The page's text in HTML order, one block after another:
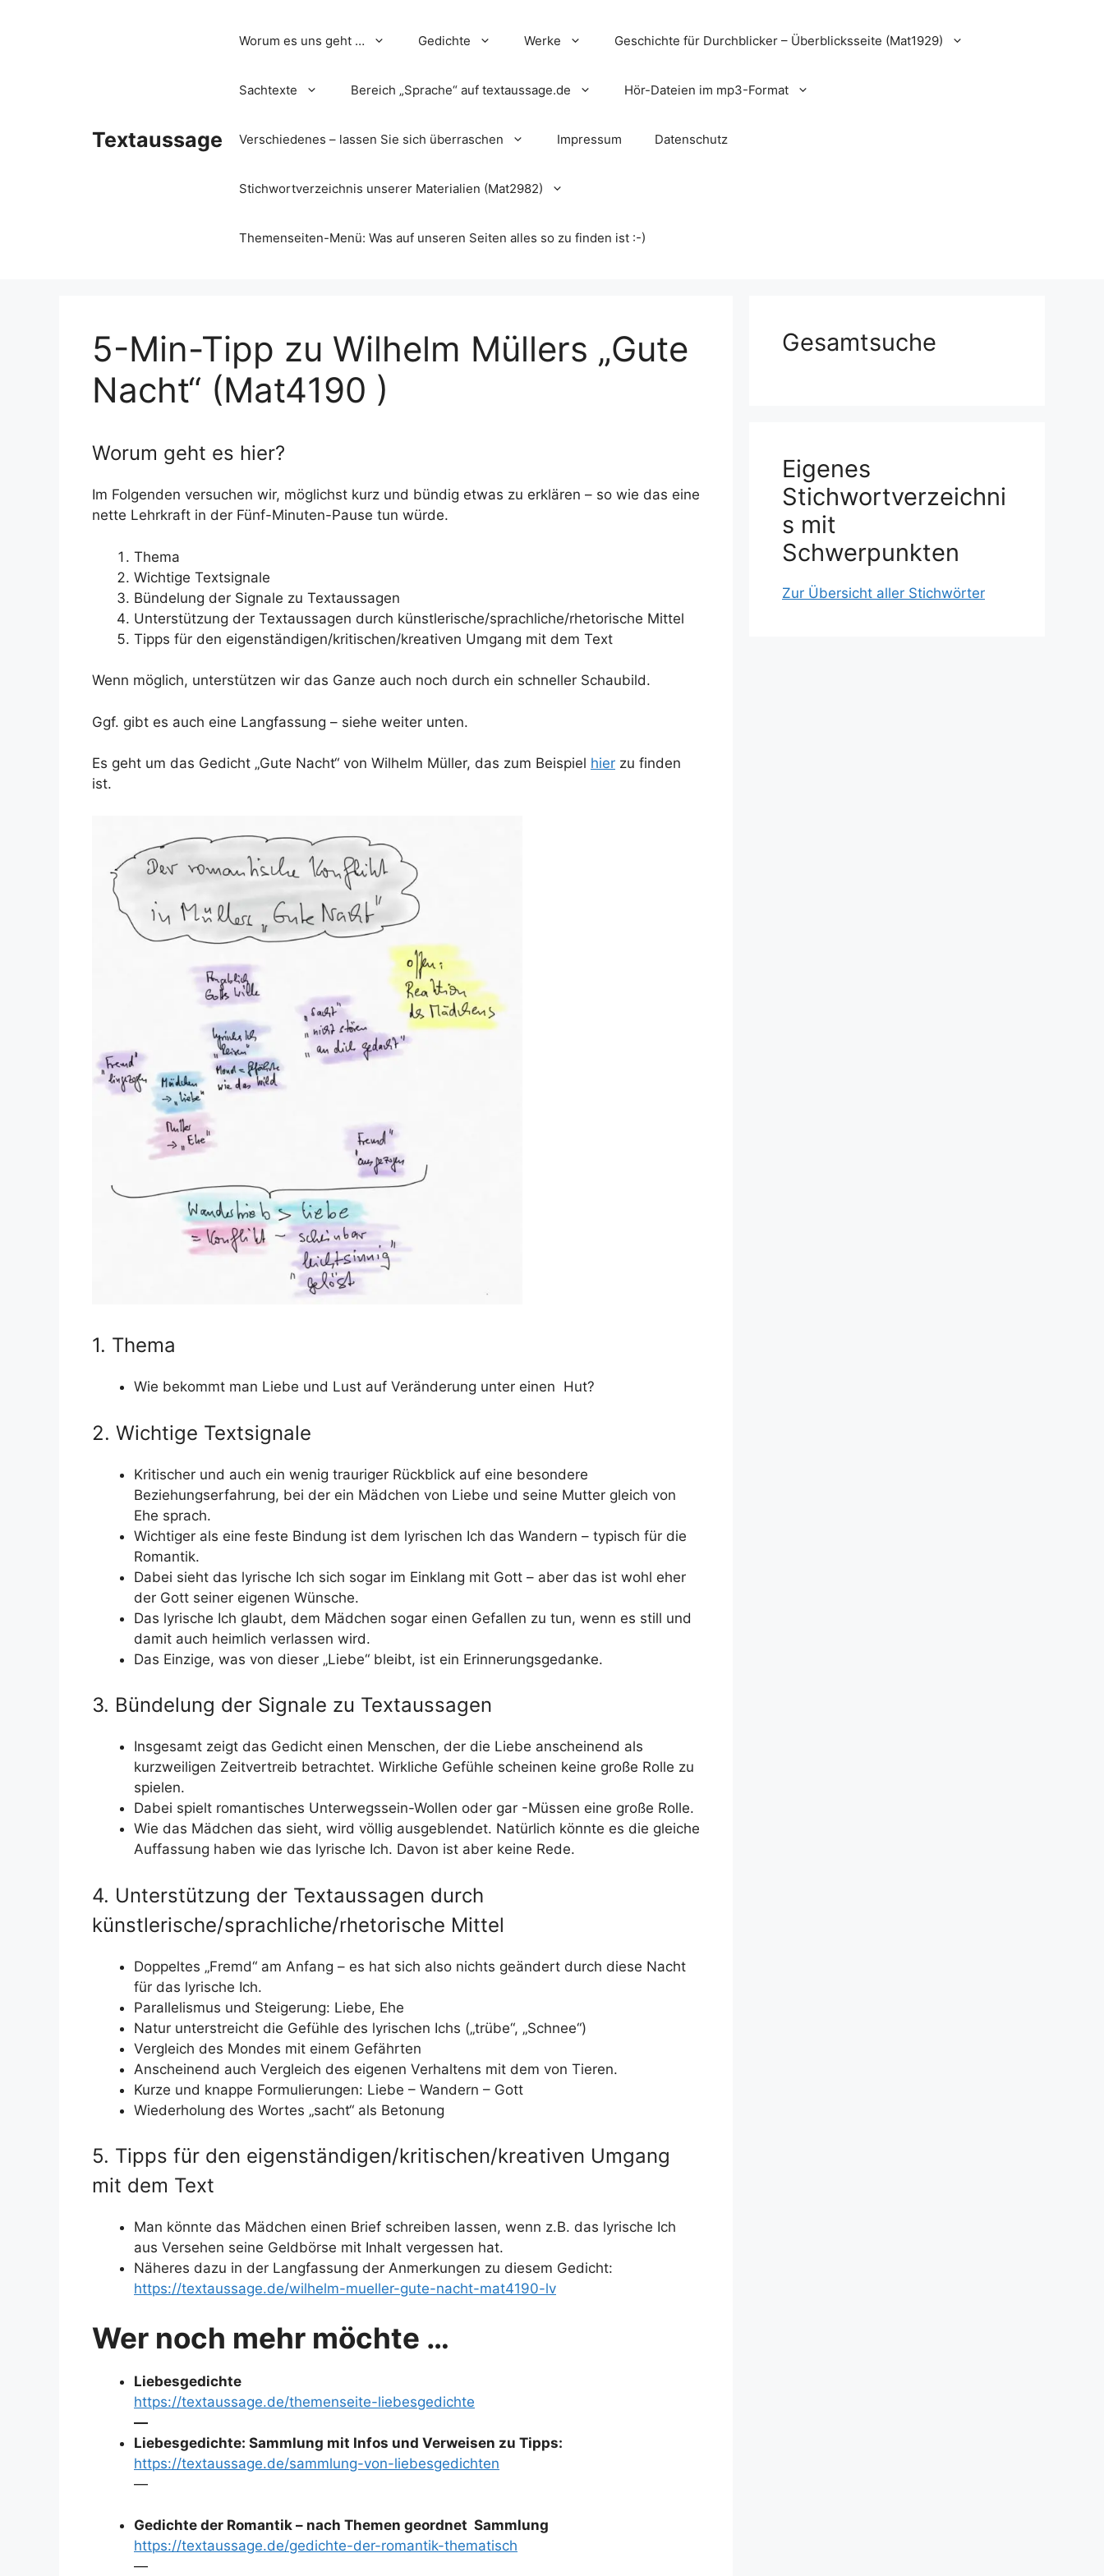
Textaussage
Worum es uns geht … Gedichte Werke Geschichte für Durchblicker – Überblicksseite (Mat1929)
Sachtexte Bereich „Sprache“ auf textaussage.de Hör-Dateien im mp3-Format
Verschiedenes – lassen Sie sich überraschen Impressum Datenschutz
Stichwortverzeichnis unserer Materialien (Mat2982)
Themenseiten-Menü: Was auf unseren Seiten alles so zu finden ist :-)
5-Min-Tipp zu Wilhelm Müllers „Gute
Nacht“ (Mat4190 )
Worum geht es hier?
Im Folgenden versuchen wir, möglichst kurz und bündig etwas zu erklären – so wie das eine
nette Lehrkraft in der Fünf-Minuten-Pause tun würde.
Thema
Wichtige Textsignale
Bündelung der Signale zu Textaussagen
Unterstützung der Textaussagen durch künstlerische/sprachliche/rhetorische Mittel
Tipps für den eigenständigen/kritischen/kreativen Umgang mit dem Text
Wenn möglich, unterstützen wir das Ganze auch noch durch ein schneller Schaubild.
Ggf. gibt es auch eine Langfassung – siehe weiter unten.
Es geht um das Gedicht „Gute Nacht“ von Wilhelm Müller, das zum Beispiel hier zu finden
ist.
1. Thema
Wie bekommt man Liebe und Lust auf Veränderung unter einen Hut?
2. Wichtige Textsignale
Kritischer und auch ein wenig trauriger Rückblick auf eine besondere
Beziehungserfahrung, bei der ein Mädchen von Liebe und seine Mutter gleich von
Ehe sprach.
Wichtiger als eine feste Bindung ist dem lyrischen Ich das Wandern – typisch für die
Romantik.
Dabei sieht das lyrische Ich sich sogar im Einklang mit Gott – aber das ist wohl eher
der Gott seiner eigenen Wünsche.
Das lyrische Ich glaubt, dem Mädchen sogar einen Gefallen zu tun, wenn es still und
damit auch heimlich verlassen wird.
Das Einzige, was von dieser „Liebe“ bleibt, ist ein Erinnerungsgedanke.
3. Bündelung der Signale zu Textaussagen
Insgesamt zeigt das Gedicht einen Menschen, der die Liebe anscheinend als
kurzweiligen Zeitvertreib betrachtet. Wirkliche Gefühle scheinen keine große Rolle zu
spielen.
Dabei spielt romantisches Unterwegssein-Wollen oder gar -Müssen eine große Rolle.
Wie das Mädchen das sieht, wird völlig ausgeblendet. Natürlich könnte es die gleiche
Auffassung haben wie das lyrische Ich. Davon ist aber keine Rede.
4. Unterstützung der Textaussagen durch
künstlerische/sprachliche/rhetorische Mittel
Doppeltes „Fremd“ am Anfang – es hat sich also nichts geändert durch diese Nacht
für das lyrische Ich.
Parallelismus und Steigerung: Liebe, Ehe
Natur unterstreicht die Gefühle des lyrischen Ichs („trübe“, „Schnee“)
Vergleich des Mondes mit einem Gefährten
Anscheinend auch Vergleich des eigenen Verhaltens mit dem von Tieren.
Kurze und knappe Formulierungen: Liebe – Wandern – Gott
Wiederholung des Wortes „sacht“ als Betonung
5. Tipps für den eigenständigen/kritischen/kreativen Umgang
mit dem Text
Man könnte das Mädchen einen Brief schreiben lassen, wenn z.B. das lyrische Ich
aus Versehen seine Geldbörse mit Inhalt vergessen hat.
Näheres dazu in der Langfassung der Anmerkungen zu diesem Gedicht:
https://textaussage.de/wilhelm-mueller-gute-nacht-mat4190-lv
Wer noch mehr möchte …
Liebesgedichte
https://textaussage.de/themenseite-liebesgedichte
—
Liebesgedichte: Sammlung mit Infos und Verweisen zu Tipps:
https://textaussage.de/sammlung-von-liebesgedichten
—
Gedichte der Romantik – nach Themen geordnet Sammlung
https://textaussage.de/gedichte-der-romantik-thematisch
—
Gesamtsuche
Eigenes
Stichwortverzeichni
s mit
Schwerpunkten
Zur Übersicht aller Stichwörter